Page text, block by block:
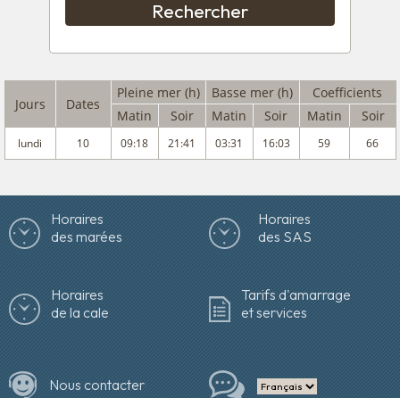
Jours Dates
Pleine mer (h) Basse mer (h)
Coefficients
Matin
Soir Matin Soir Matin Soir
lundi 10 09:18 21:41 03:31 16:03 59 66
Horaires
des marées
Horaires
des SAS
Horaires
de la cale
Tarifs d'amarrage
et services
Nous contacter